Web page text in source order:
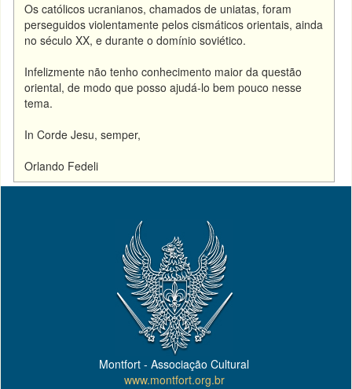
Os católicos ucranianos, chamados de uniatas, foram
perseguidos violentamente pelos cismáticos orientais, ainda
no século XX, e durante o domínio soviético.
Infelizmente não tenho conhecimento maior da questão
oriental, de modo que posso ajudá-lo bem pouco nesse
tema.
In Corde Jesu, semper,
Orlando Fedeli
Montfort - Associação Cultural
www.montfort.org.br